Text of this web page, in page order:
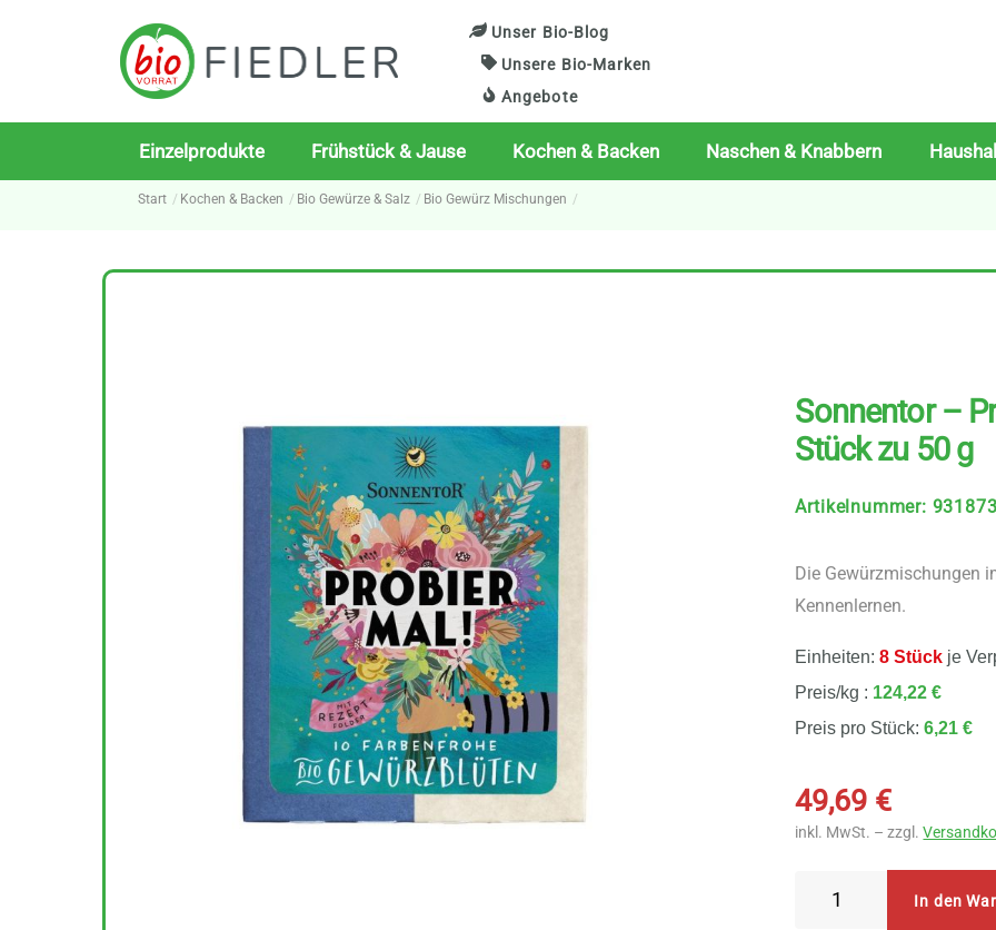
Unser Bio-Blog
Unsere Bio-Marken
Angebote
Einzelprodukte Frühstück & Jause Kochen & Backen Naschen & Knabbern
Start Kochen & Backen Bio Gewürze & Salz Bio Gewürz Mischungen
Sonnentor –
Stück zu 50 g
Artikelnummer:
Die Gewürzmischungen
Kennenlernen.
Einheiten:8 Stück je
Preis/kg : 124,22 €
Preis pro Stück:6,21 €
49,69 €
inkl. MwSt. – zzgl.
In den